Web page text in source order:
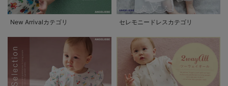
New Arrivalカテゴリ セレモニードレスカテゴリ